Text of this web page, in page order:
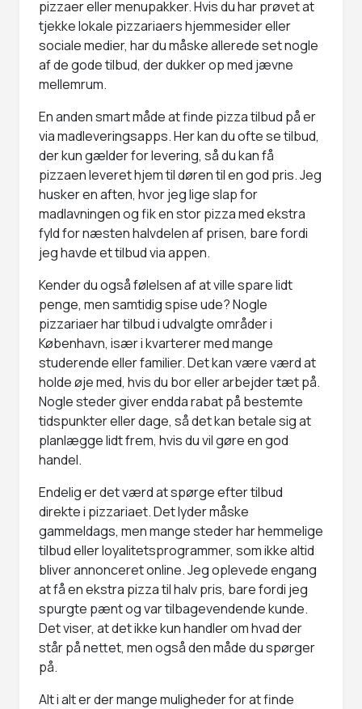
pizzaer eller menupakker. Hvis du har prøvet at
tjekke lokale pizzariaers hjemmesider eller
sociale medier, har du måske allerede set nogle
af de gode tilbud, der dukker op med jævne
mellemrum.
En anden smart måde at finde pizza tilbud på er
via madleveringsapps. Her kan du ofte se tilbud,
der kun gælder for levering, så du kan få
pizzaen leveret hjem til døren til en god pris. Jeg
husker en aften, hvor jeg lige slap for
madlavningen og fik en stor pizza med ekstra
fyld for næsten halvdelen af prisen, bare fordi
jeg havde et tilbud via appen.
Kender du også følelsen af at ville spare lidt
penge, men samtidig spise ude? Nogle
pizzariaer har tilbud i udvalgte områder i
København, især i kvarterer med mange
studerende eller familier. Det kan være værd at
holde øje med, hvis du bor eller arbejder tæt på.
Nogle steder giver endda rabat på bestemte
tidspunkter eller dage, så det kan betale sig at
planlægge lidt frem, hvis du vil gøre en god
handel.
Endelig er det værd at spørge efter tilbud
direkte i pizzariaet. Det lyder måske
gammeldags, men mange steder har hemmelige
tilbud eller loyalitetsprogrammer, som ikke altid
bliver annonceret online. Jeg oplevede engang
at få en ekstra pizza til halv pris, bare fordi jeg
spurgte pænt og var tilbagevendende kunde.
Det viser, at det ikke kun handler om hvad der
står på nettet, men også den måde du spørger
på.
Alt i alt er der mange muligheder for at finde